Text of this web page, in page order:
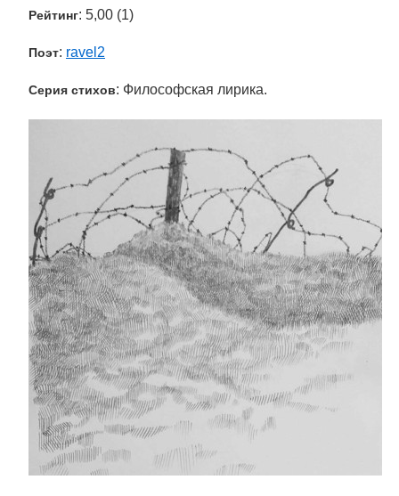
Рейтинг: 5,00 (1)
Поэт: ravel2
Серия стихов: Философская лирика.